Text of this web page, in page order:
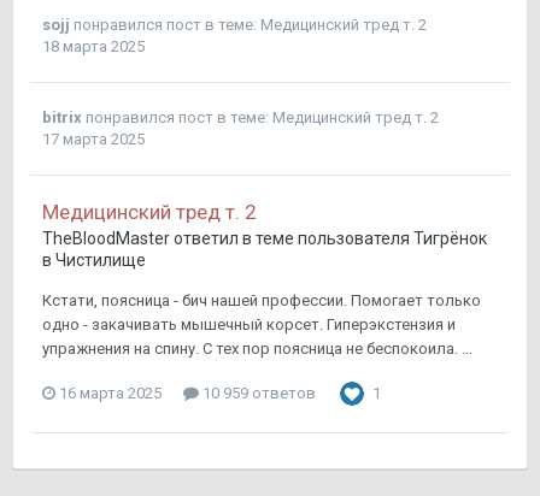
sojj понравился пост в теме: Медицинский тред т. 2
18 марта 2025
bitrix понравился пост в теме: Медицинский тред т. 2
17 марта 2025
Медицинский тред т. 2
TheBloodMasterответил в теме пользователя Тигрёнок
в Чистилище
Кстати, поясница - бич нашей профессии. Помогает только
одно - закачивать мышечный корсет. Гиперэкстензия и
упражнения на спину. С тех пор поясница не беспокоила. ...
16 марта 2025 10 959 ответов 1